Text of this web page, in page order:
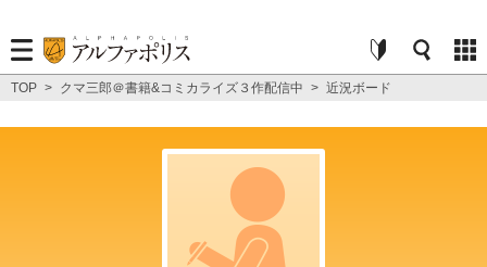
TOP > クマ三郎＠書籍&コミカライズ３作配信中 > 近況ボード